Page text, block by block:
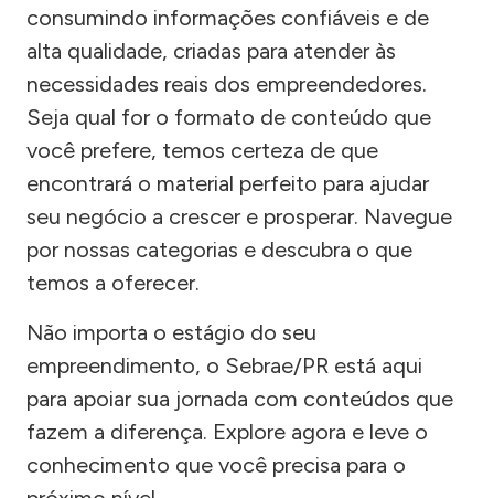
consumindo informações confiáveis e de
alta qualidade, criadas para atender às
necessidades reais dos empreendedores.
Seja qual for o formato de conteúdo que
você prefere, temos certeza de que
encontrará o material perfeito para ajudar
seu negócio a crescer e prosperar. Navegue
por nossas categorias e descubra o que
temos a oferecer.
Não importa o estágio do seu
empreendimento, o Sebrae/PR está aqui
para apoiar sua jornada com conteúdos que
fazem a diferença. Explore agora e leve o
conhecimento que você precisa para o